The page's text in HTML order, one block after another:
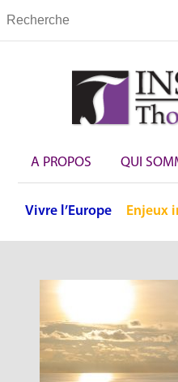
A PROPOS QUI
Vivre l’Europe Enjeux